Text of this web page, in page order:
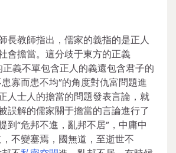
長教師指出，儒家的義指的是正人
會擔當。這分歧于東方的正義
義不單包含正人的義還包含君子的
寡而患不均”的角度對仇富問題進
人士人的擔當的問題發表言論，就
誤解的儒家關于擔當的言論進行了
到“危邦不進，亂邦不居”，中庸中
不變塞焉，國無道，至逝世不